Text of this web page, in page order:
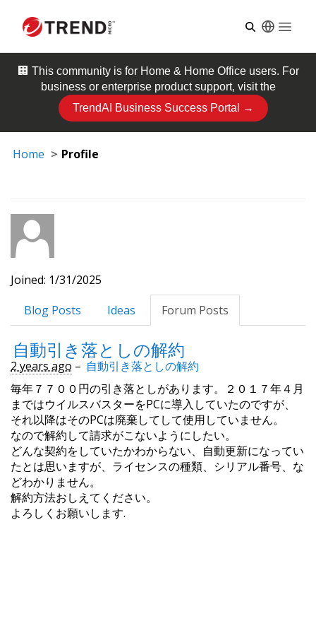
🏢 This community is for Home & Home Officeusers. For
business or enterprise product support, visit the
TrendAI Business Success Portal →
Home Profile
Joined: 1/31/2025
Blog Posts
Ideas Forum Posts
自動引き落としの解約
2 years ago – 自動引き落としの解約
毎年７７００円の引き落としがあります。２０１７年４月
まではウイルスバスターをPCに導入していたのですが、
それ以降はそのPCは廃棄してして使用していません。
なので解約して請求がこないようにしたい。
どんな契約をしていたかわからない、自動更新になってい
たとは思いますが、ライセンスの種類、シリアル番号、な
どわかりません。
解約方法おしえてください。
よろしくお願いします.